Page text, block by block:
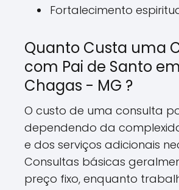
Fortalecimento
Quanto Custa uma
com Pai de Santo
Chagas - MG ?
O custo de uma consulta
dependendo da
e dos serviços adicionais
Consultas básicas
preço fixo, enquanto